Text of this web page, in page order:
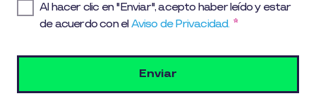
Al hacer clic en "Enviar", acepto haber leído y estar
de acuerdo con elAviso de Privacidad. *